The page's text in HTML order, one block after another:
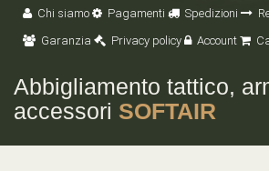
Chi siamo Pagamenti Spedizioni
Garanzia
Privacy policy Account
Abbigliamento tattico,
accessori SOFTAIR